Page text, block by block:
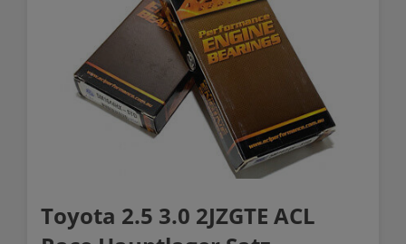
Toyota 2.5 3.0 2JZGTE ACL